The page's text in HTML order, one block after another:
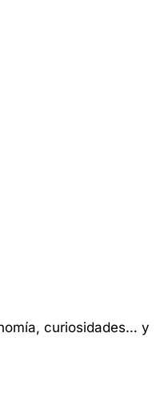
curiosidades… y